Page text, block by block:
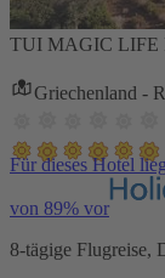
TUI MAGIC LIFE
Griechenland -
Für dieses Hotel
von 89% vor
8-tägige Flugreise,